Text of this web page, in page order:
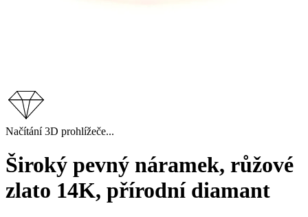
Načítání 3D prohlížeče...
Široký pevný náramek, růžové
zlato 14K, přírodní diamant